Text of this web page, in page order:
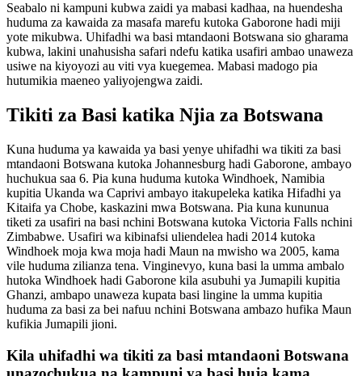
Seabalo ni kampuni kubwa zaidi ya mabasi kadhaa, na huendesha
huduma za kawaida za masafa marefu kutoka Gaborone hadi miji
yote mikubwa. Uhifadhi wa basi mtandaoni Botswana sio gharama
kubwa, lakini unahusisha safari ndefu katika usafiri ambao unaweza
usiwe na kiyoyozi au viti vya kuegemea. Mabasi madogo pia
hutumikia maeneo yaliyojengwa zaidi.
Tikiti za Basi katika Njia za Botswana
Kuna huduma ya kawaida ya basi yenye uhifadhi wa tikiti za basi
mtandaoni Botswana kutoka Johannesburg hadi Gaborone, ambayo
huchukua saa 6. Pia kuna huduma kutoka Windhoek, Namibia
kupitia Ukanda wa Caprivi ambayo itakupeleka katika Hifadhi ya
Kitaifa ya Chobe, kaskazini mwa Botswana. Pia kuna kununua
tiketi za usafiri na basi nchini Botswana kutoka Victoria Falls nchini
Zimbabwe. Usafiri wa kibinafsi uliendelea hadi 2014 kutoka
Windhoek moja kwa moja hadi Maun na mwisho wa 2005, kama
vile huduma zilianza tena. Vinginevyo, kuna basi la umma ambalo
hutoka Windhoek hadi Gaborone kila asubuhi ya Jumapili kupitia
Ghanzi, ambapo unaweza kupata basi lingine la umma kupitia
huduma za basi za bei nafuu nchini Botswana ambazo hufika Maun
kufikia Jumapili jioni.
Kila uhifadhi wa tikiti za basi mtandaoni Botswana